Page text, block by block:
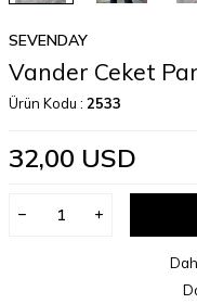
SEVENDAY
Vander Ceket
Ürün Kodu : 2533
32,00 USD